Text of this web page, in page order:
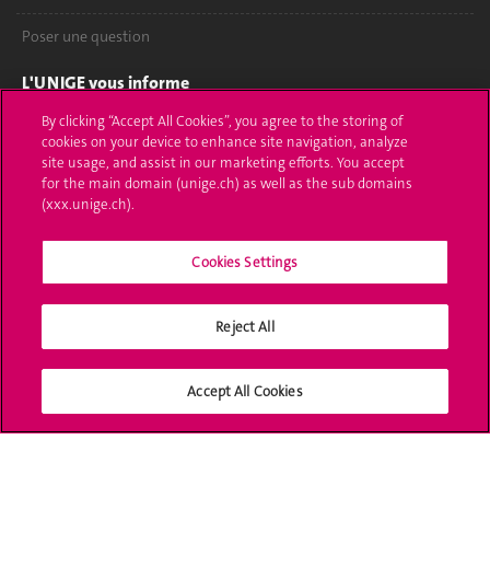
Poser une question
L'UNIGE vous informe
UNIGE Mobile
Médias
Offres d'emploi
Calendrier académique
Médias sociaux UNIGE
By clicking “Accept All Cookies”, you agree to the storing of
cookies on your device to enhance site navigation, analyze
site usage, and assist in our marketing efforts. You accept
for the main domain (unige.ch) as well as the sub domains
(xxx.unige.ch).
Cookies Settings
Reject All
Accept All Cookies